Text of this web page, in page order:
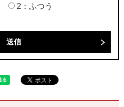
2：ふつう